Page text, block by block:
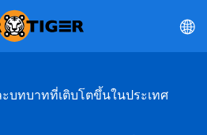
บทบาทที่เติบโตขึ้นในประเทศ